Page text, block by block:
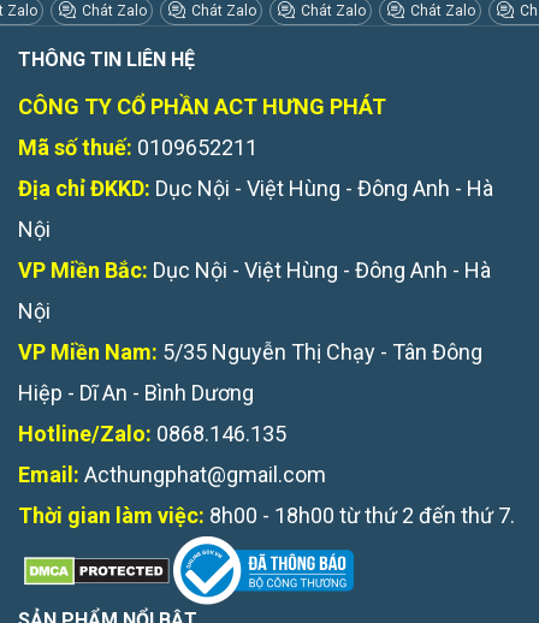
Zalo Chát Zalo Chát Zalo Chát Zalo Chát Zalo
THÔNG TIN LIÊN HỆ
CÔNG TY CỔ PHẦN ACT HƯNG PHÁT
Mã số thuế: 0109652211
Địa chỉ ĐKKD: Dục Nội - Việt Hùng - Đông Anh - Hà
Nội
VP Miền Bắc: Dục Nội - Việt Hùng - Đông Anh - Hà
Nội
VP Miền Nam: 5/35 Nguyễn Thị Chạy - Tân Đông
Hiệp - Dĩ An - Bình Dương
Hotline/Zalo: 0868.146.135
Email: Acthungphat@gmail.com
Thời gian làm việc: 8h00 - 18h00 từ thứ 2 đến thứ 7.